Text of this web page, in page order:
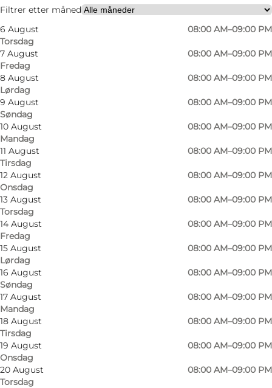
Filtrer etter måned
6 August
Torsdag
08:00 AM–09:00 PM
7 August
Fredag
08:00 AM–09:00 PM
8 August
Lørdag
08:00 AM–09:00 PM
9 August
Søndag
08:00 AM–09:00 PM
10 August
Mandag
08:00 AM–09:00 PM
11 August
Tirsdag
08:00 AM–09:00 PM
12 August
Onsdag
08:00 AM–09:00 PM
13 August
Torsdag
08:00 AM–09:00 PM
14 August
Fredag
08:00 AM–09:00 PM
15 August
Lørdag
08:00 AM–09:00 PM
16 August
Søndag
08:00 AM–09:00 PM
17 August
Mandag
08:00 AM–09:00 PM
18 August
Tirsdag
08:00 AM–09:00 PM
19 August
Onsdag
08:00 AM–09:00 PM
20 August
Torsdag
08:00 AM–09:00 PM
Besøk nettside
:
© VisitSønderborg
Bilde: "
© Als